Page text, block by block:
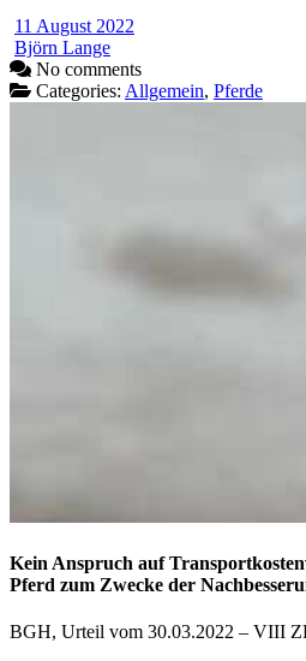
11 August 2022
Björn Lange
No comments
Categories: Allgemein, Pferde
Kein Anspruch auf
Pferd zum Zwecke der
BGH, Urteil vom 30.03.2022 – VIII